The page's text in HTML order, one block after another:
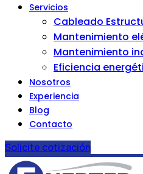
Servicios
Cableado
Mantenimiento
Mantenimiento
Eficiencia
Nosotros
Experiencia
Blog
Contacto
Solicite cotización